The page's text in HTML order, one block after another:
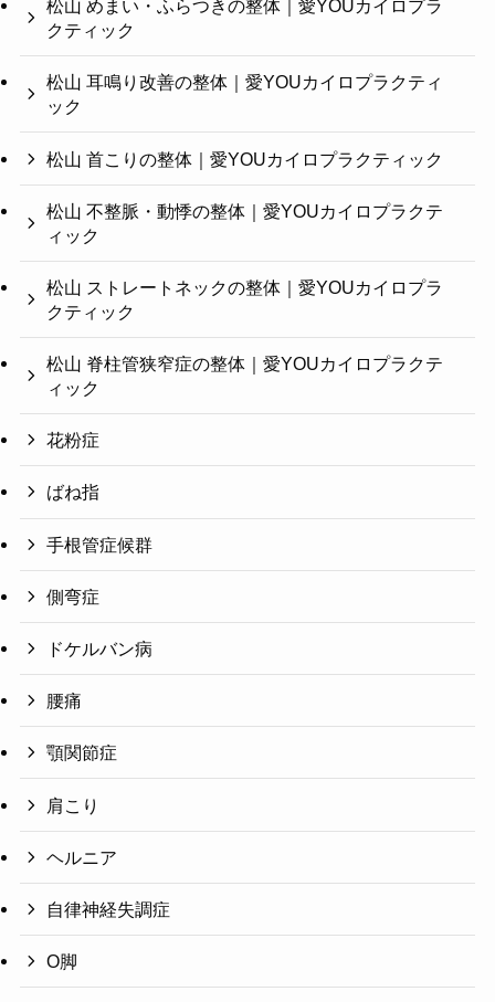
松山 めまい・ふらつきの整体｜愛YOUカイロプラ
クティック
松山 耳鳴り改善の整体｜愛YOUカイロプラクティ
ック
松山 首こりの整体｜愛YOUカイロプラクティック
松山 不整脈・動悸の整体｜愛YOUカイロプラクテ
ィック
松山 ストレートネックの整体｜愛YOUカイロプラ
クティック
松山 脊柱管狭窄症の整体｜愛YOUカイロプラクテ
ィック
花粉症
ばね指
手根管症候群
側弯症
ドケルバン病
腰痛
顎関節症
肩こり
ヘルニア
自律神経失調症
O脚